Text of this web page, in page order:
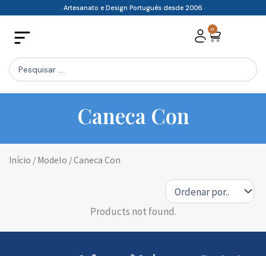
content
· Artesanato e Design Português desde 2006 ·
0
Cart
Search
...
Caneca Con
Início / Modelo / Caneca Con
Products not found.